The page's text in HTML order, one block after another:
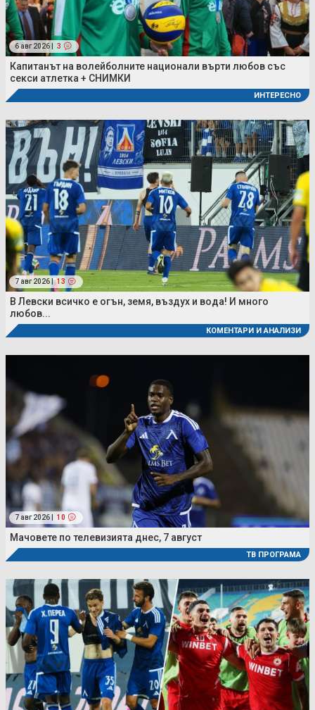
6 авг 2026 | 3
Капитанът на волейболните национали върти любов със
секси атлетка + СНИМКИ
ИНТЕРЕСНО
7 авг 2026 | 13
В Левски всичко е огън, земя, въздух и вода! И много
любов...
КОМЕНТАРИ И АНАЛИЗИ
7 авг 2026 | 10
Мачовете по телевизията днес, 7 август
ТВ ПРОГРАМА